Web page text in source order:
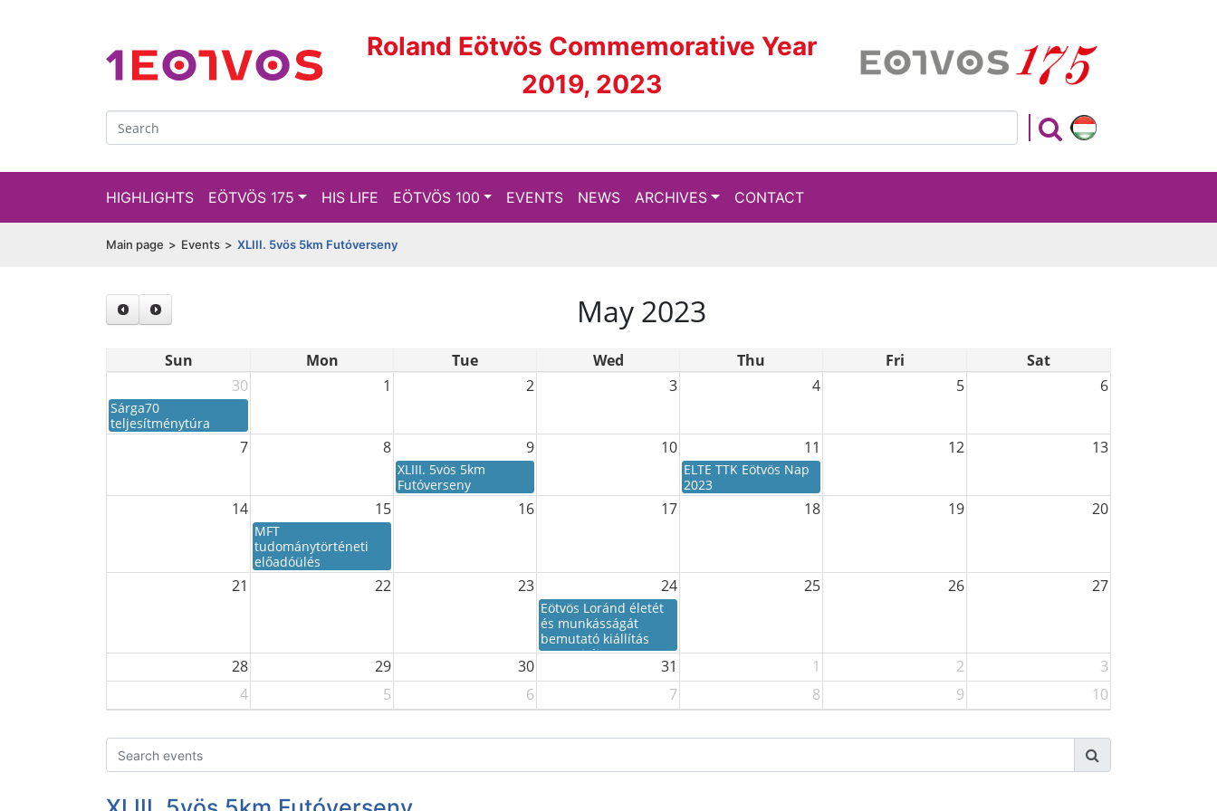
Roland Eötvös Commemorative Year
2019, 2023
HIGHLIGHTS EÖTVÖS 175 HIS LIFE EÖTVÖS 100 EVENTS NEWS ARCHIVES CONTACT
Main page > Events > XLIII. 5vös 5km Futóverseny
May 2023
Sun Mon Tue Wed Thu Fri
Sat
30
1 2 3 4 5 6
Sárga70
teljesítménytúra
7 8 9 10 11 12 13
XLIII. 5vös 5km
Futóverseny
ELTE TTK Eötvös Nap
2023
14 15 16 17 18 19 20
MFT
tudománytörténeti
előadóülés
21 22 23 24 25 26 27
Eötvös Loránd életét
és munkásságát
bemutató kiállítás
megnyitója
28 29 30 31 1 2
3
4
5 6 7 8 9 10